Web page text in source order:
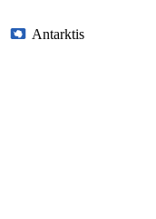
Antarktis